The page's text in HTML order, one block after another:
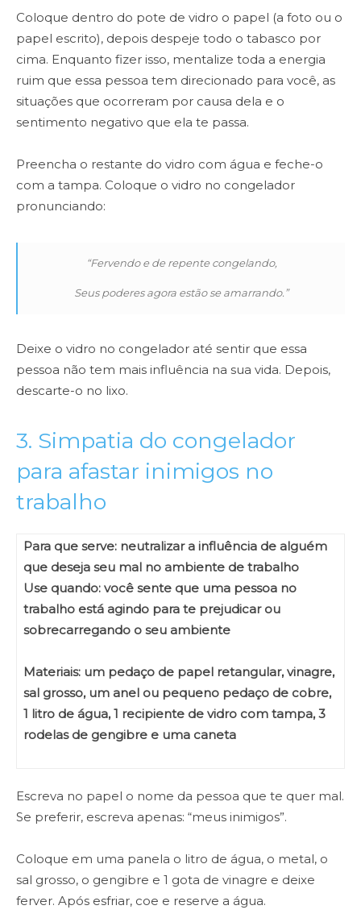
Coloque dentro do pote de vidro o papel (a foto ou o
papel escrito), depois despeje todo o tabasco por
cima. Enquanto fizer isso, mentalize toda a energia
ruim que essa pessoa tem direcionado para você, as
situações que ocorreram por causa dela e o
sentimento negativo que ela te passa.
Preencha o restante do vidro com água e feche-o
com a tampa. Coloque o vidro no congelador
pronunciando:
“Fervendo e de repente congelando,
Seus poderes agora estão se amarrando.”
Deixe o vidro no congelador até sentir que essa
pessoa não tem mais influência na sua vida. Depois,
descarte-o no lixo.
3. Simpatia do congelador
para afastar inimigos no
trabalho
Para que serve: neutralizar a influência de alguém
que deseja seu mal no ambiente de trabalho
Use quando: você sente que uma pessoa no
trabalho está agindo para te prejudicar ou
sobrecarregando o seu ambiente
Materiais: um pedaço de papel retangular, vinagre,
sal grosso, um anel ou pequeno pedaço de cobre,
1 litro de água, 1 recipiente de vidro com tampa, 3
rodelas de gengibre e uma caneta
Escreva no papel o nome da pessoa que te quer mal.
Se preferir, escreva apenas: “meus inimigos”.
Coloque em uma panela o litro de água, o metal, o
sal grosso, o gengibre e 1 gota de vinagre e deixe
ferver. Após esfriar, coe e reserve a água.